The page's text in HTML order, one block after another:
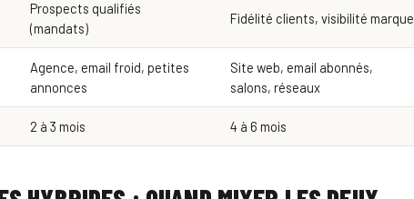
Prospects qualifiés
(mandats)
Fidélité clients, visibilité marque
Agence, email froid, petites
annonces
Site web, email abonnés,
salons, réseaux
2 à 3 mois 4 à 6 mois